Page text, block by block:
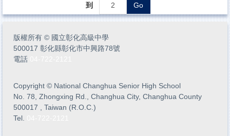
到 Go
版權所有 © 國立彰化高級中學
500017 彰化縣彰化市中興路78號
電話
Copyright © National Changhua Senior High School
No. 78, Zhongxing Rd., Changhua City, Changhua County
500017 , Taiwan (R.O.C.)
Tel.